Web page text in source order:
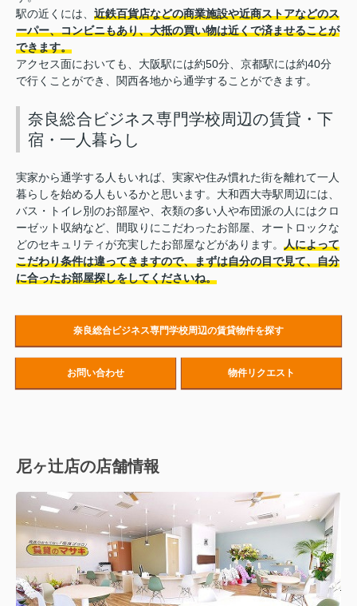
駅の近くには、 近鉄百貨店などの商業施設や近商ストアなどのス
ーパー、コンビニもあり、大抵の買い物は近くで済ませることが
できます。
アクセス面においても、大阪駅には約50分、京都駅には約40分
で行くことができ、関西各地から通学することができます。
奈良総合ビジネス専門学校周辺の賃貸・下
宿・一人暮らし
実家から通学する人もいれば、実家や住み慣れた街を離れて一人
暮らしを始める人もいるかと思います。大和西大寺駅周辺には、
バス・トイレ別のお部屋や、衣類の多い人や布団派の人にはクロ
ーゼット収納など、間取りにこだわったお部屋、オートロックな
どのセキュリティが充実したお部屋などがあります。 人によって
こだわり条件は違ってきますので、まずは自分の目で見て、自分
に合ったお部屋探しをしてくださいね。
奈良総合ビジネス専門学校周辺の賃貸物件を探す
お問い合わせ 物件リクエスト
尼ヶ辻店の店舗情報